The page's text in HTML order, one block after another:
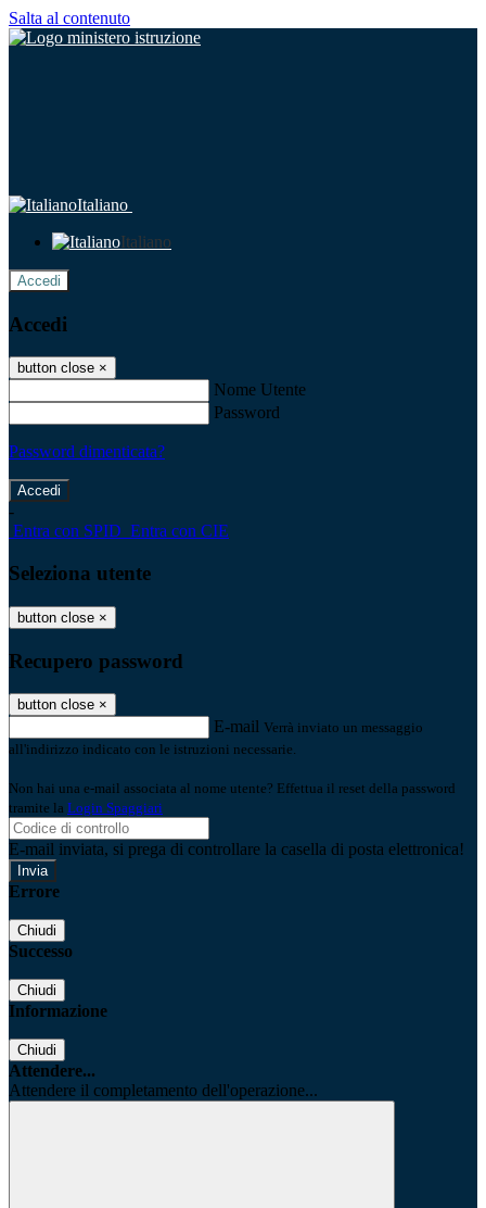
Salta al contenuto
Italiano
Italiano
Accedi
Accedi
button close ×
Nome Utente
Password
Password dimenticata?
-
Entra con SPID Entra con CIE
Seleziona utente
button close ×
Recupero password
button close ×
E-mail Verrà inviato un messaggio
all'indirizzo indicato con le istruzioni necessarie.
Non hai una e-mail associata al nome utente? Effettua il reset della password
tramite la Login Spaggiari
E-mail inviata, si prega di controllare la casella di posta elettronica!
Errore
Chiudi
Successo
Chiudi
Informazione
Chiudi
Attendere...
Attendere il completamento dell'operazione...